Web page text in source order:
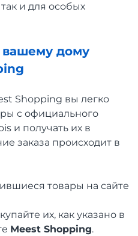
и для особых
вашему дому
Shopping вы легко
с официального
и получать их в
заказа происходит в
товары на сайте
их, как указано в
Meest Shopping.